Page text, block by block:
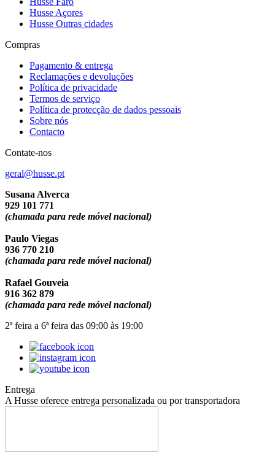
Husse Açores
Husse Outras cidades
Compras
Pagamento & entrega
Reclamações e devoluções
Política de privacidade
Termos de serviço
Política de protecção de dados pessoais
Sobre nós
Contacto
Contate-nos
geral@husse.pt
Susana Alverca
929 101 771
(chamada para rede móvel nacional)
Paulo Viegas
936 770 210
(chamada para rede móvel nacional)
Rafael Gouveia
916 362 879
(chamada para rede móvel nacional)
2ª feira a 6ª feira das 09:00 às 19:00
Entrega
A Husse oferece entrega personalizada ou por transportadora